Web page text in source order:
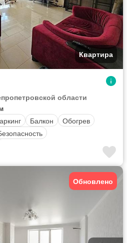
Квартира
области
Балкон
Обогрев
Обновлено